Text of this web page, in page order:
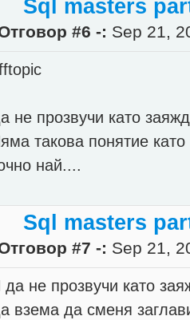
Sql masters
#6 -: Sep 21,
не прозвучи като
такова понятие
най....
Sql masters
#7 -: Sep 21,
да не прозвучи като
взема да сменя